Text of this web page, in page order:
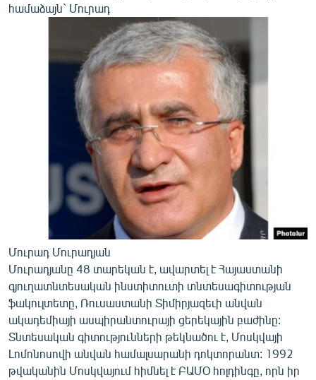
համաձայն` Մուրադ
Մուրադ Մուրադյան
Մուրադյանը 48 տարեկան է, ավարտել է Հայաստանի
գյուղատնտեսական ինստիտուտի տնտեսագիտության
ֆակուլտետը, Ռուսաստանի Տիմիրյազեւի անվան
ակադեմիայի ասպիրանտուրայի ցերեկային բաժինը:
Տնտեսական գիտությունների թեկնածու է, Մոսկվայի
Լոմոնոսովի անվան համալսարանի դոկտորանտ: 1992
թվականին Մոսկվայում հիմնել է ԲԱՄՕ հոլդինգը, որն իր